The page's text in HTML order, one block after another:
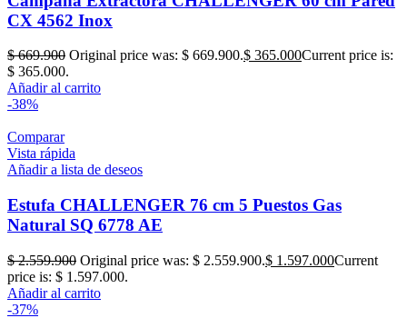
CX 4562 Inox
$669.900 Original price was: $ 669.900.$ 365.000Current price is:
$ 365.000.
Añadir al carrito
-38%
Comparar
Vista rápida
Añadir a lista de deseos
Estufa CHALLENGER 76 cm 5 Puestos Gas
Natural SQ 6778 AE
$2.559.900 Original price was: $ 2.559.900.$ 1.597.000Current
price is: $ 1.597.000.
Añadir al carrito
-37%